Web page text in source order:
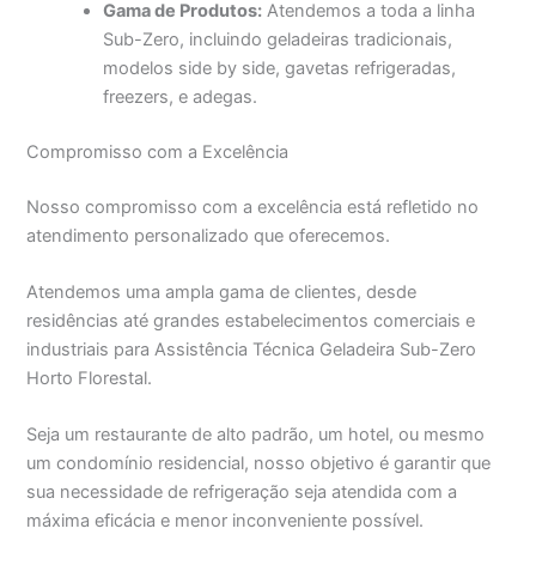
Gama de Produtos: Atendemos a toda a linha
Sub-Zero, incluindo geladeiras tradicionais,
modelos side by side, gavetas refrigeradas,
freezers, e adegas.
Compromisso com a Excelência
Nosso compromisso com a excelência está refletido no
atendimento personalizado que oferecemos.
Atendemos uma ampla gama de clientes, desde
residências até grandes estabelecimentos comerciais e
industriais para Assistência Técnica Geladeira Sub-Zero
Horto Florestal.
Seja um restaurante de alto padrão, um hotel, ou mesmo
um condomínio residencial, nosso objetivo é garantir que
sua necessidade de refrigeração seja atendida com a
máxima eficácia e menor inconveniente possível.